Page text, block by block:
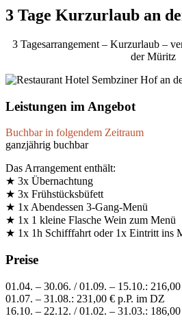
3 Tage Kurzurlaub an
3 Tagesarrangement – Kurzurlaub –
der Müritz
Leistungen im Angebot
Buchbar in folgendem Zeitraum
ganzjährig buchbar
Das Arrangement enthält:
★ 3x Übernachtung
★ 3x Frühstücksbüfett
★ 1x Abendessen 3-Gang-Menü
★ 1x 1 kleine Flasche Wein zum Menü
★ 1x 1h Schifffahrt oder 1x Eintritt ins
Preise
01.04. – 30.06. / 01.09. – 15.10.:
01.07. – 31.08.: 231,00 € p.P. im DZ
16.10. – 22.12. / 01.02. – 31.03.: